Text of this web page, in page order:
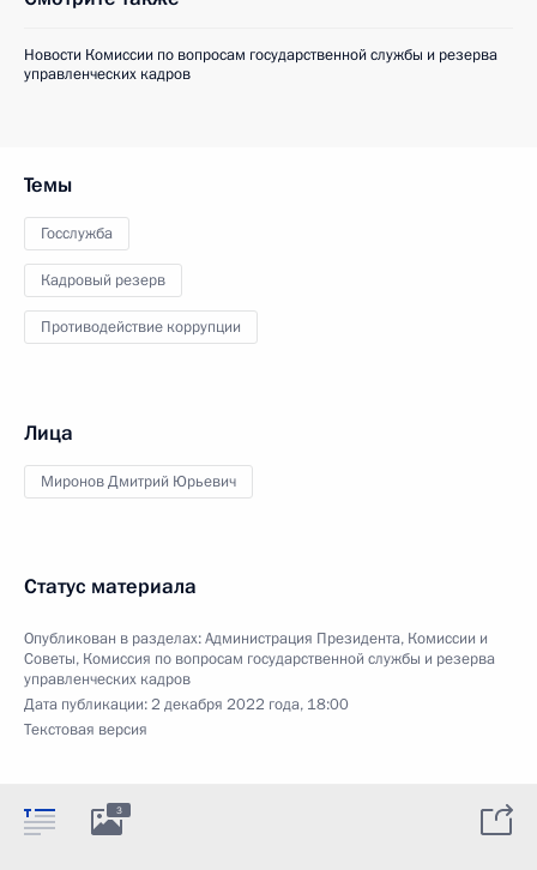
Новости Комиссии по вопросам государственной службы и резерва
управленческих кадров
Темы
Госслужба
Кадровый резерв
Противодействие коррупции
Лица
Миронов Дмитрий Юрьевич
Статус материала
Опубликован в разделах:Администрация Президента, Комиссии и
Советы, Комиссия по вопросам государственной службы и резерва
управленческих кадров
Дата публикации:2 декабря 2022 года, 18:00
Текстовая версия
3